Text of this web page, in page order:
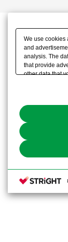
We use cookies
and
analysis. The
that provide
other data that
the use of all
You can